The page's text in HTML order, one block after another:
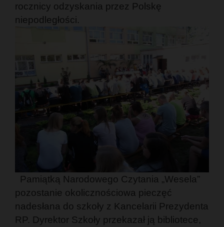
rocznicy odzyskania przez Polskę
niepodległości.
Pamiątką Narodowego Czytania „Wesela”
pozostanie okolicznościowa pieczęć
nadesłana do szkoły z Kancelarii Prezydenta
RP. Dyrektor Szkoły przekazał ją bibliotece,